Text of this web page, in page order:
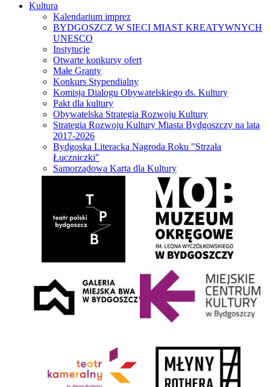
Kultura
Kalendarium imprez
BYDGOSZCZ W SIECI MIAST KREATYWNYCH
UNESCO
Instytucje
Otwarte konkursy ofert
Małe Granty
Konkurs Stypendialny
Komisja Dialogu Obywatelskiego ds. Kultury
Pakt dla kultury
Obywatelska Strategia Rozwoju Kultury
Strategia Rozwoju Kultury Miasta Bydgoszczy na lata
2017-2026
Bydgoska Literacka Nagroda Roku "Strzała
Łuczniczki"
Samorządowa Karta dla Kultury